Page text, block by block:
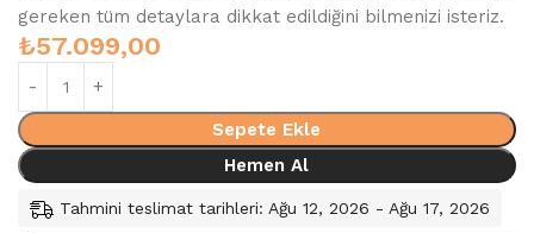
gereken tüm detaylara dikkat edildiğini bilmenizi isteriz.
₺57.099,00
Sepete Ekle
Hemen Al
Tahmini teslimat tarihleri: Ağu 12, 2026 - Ağu 17, 2026